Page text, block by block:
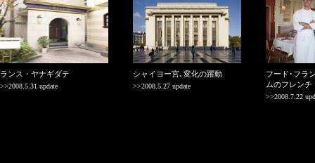
ランス・ヤナギダテ
>>2008.5.31 update
シャイヨー宮､変化の躍動
>>2008.5.27 update
フード･フラ
ムのフレンチ
>>2008.7.22